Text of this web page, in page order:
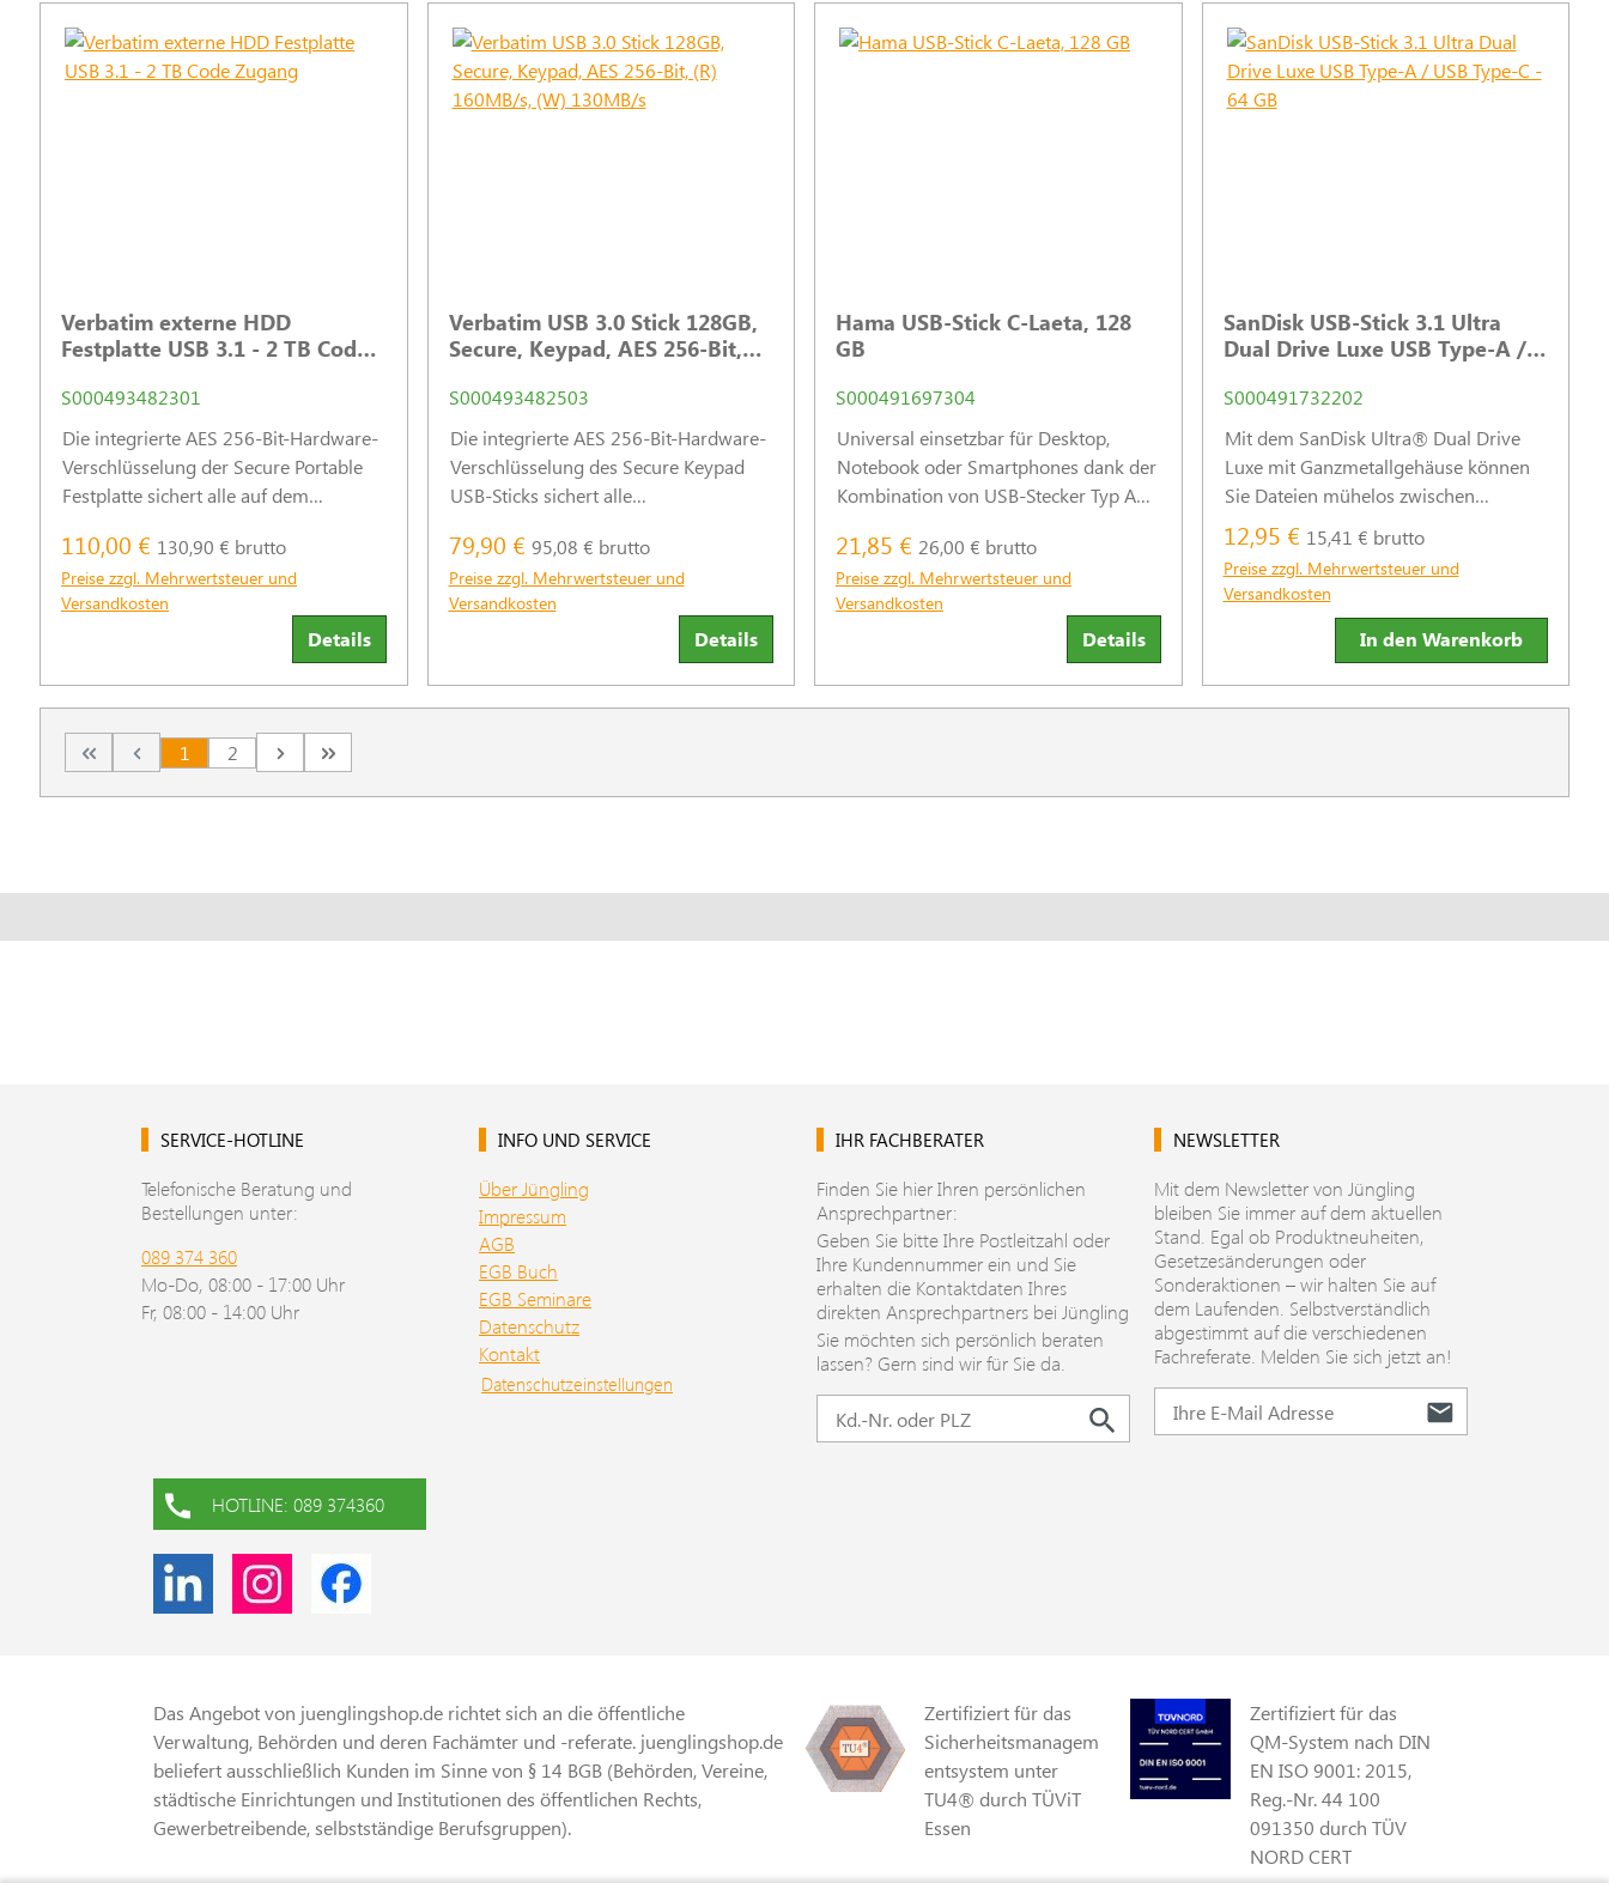
Verbatim externe HDD
Festplatte USB 3.1 - 2 TB Code
S000493482301
Die integrierte AES 256-Bit-Hardware-
Verschlüsselung der Secure Portable
Festplatte sichert alle auf dem
nahtlos und in Echtzeit vor
unbefugtem Zugriff.
110,00 € 130,90 € brutto
Preise zzgl. Mehrwertsteuer und
Versandkosten
Details
Verbatim USB 3.0 Stick 128GB,
Secure, Keypad, AES 256-Bit,
S000493482503
Die integrierte AES 256-Bit-Hardware-
Verschlüsselung des Secure Keypad
USB-Sticks sichert alle
zuverlässig und in Echtzeit vor
unbefugtem Zugriff.
79,90 € 95,08 € brutto
Preise zzgl. Mehrwertsteuer und
Versandkosten
Details
Hama USB-Stick C-Laeta, 128
GB
S000491697304
Universal einsetzbar für Desktop,
Notebook oder Smartphones dank der
Kombination von USB-Stecker Typ A
21,85 € 26,00 € brutto
Preise zzgl. Mehrwertsteuer und
Versandkosten
Details
SanDisk USB-Stick 3.1 Ultra
Dual Drive Luxe USB Type-A /
S000491732202
Mit dem SanDisk Ultra® Dual Drive
Luxe mit Ganzmetallgehäuse können
Sie Dateien mühelos zwischen
Smartphone, Tablet und Mac mit USB
Type-C und Computern mit USB Type-
A übertragen.
12,95 € 15,41 € brutto
Preise zzgl. Mehrwertsteuer und
Versandkosten
In den Warenkorb
Seite
1 Seite
2
SERVICE-HOTLINE
Telefonische Beratung und
Bestellungen unter:
089 374 360
Mo-Do, 08:00 - 17:00 Uhr
Fr, 08:00 - 14:00 Uhr
INFO UND SERVICE
Über Jüngling
Impressum
AGB
EGB Buch
EGB Seminare
Datenschutz
Kontakt
Datenschutzeinstellungen
IHR FACHBERATER
Finden Sie hier Ihren persönlichen
Ansprechpartner:
Geben Sie bitte Ihre Postleitzahl oder
Ihre Kundennummer ein und Sie
erhalten die Kontaktdaten Ihres
direkten Ansprechpartners bei Jüngling
Sie möchten sich persönlich beraten
lassen? Gern sind wir für Sie da.
NEWSLETTER
Mit dem Newsletter von Jüngling
bleiben Sie immer auf dem aktuellen
Stand. Egal ob Produktneuheiten,
Gesetzesänderungen oder
Sonderaktionen – wir halten Sie auf
dem Laufenden. Selbstverständlich
abgestimmt auf die verschiedenen
Fachreferate. Melden Sie sich jetzt an!
HOTLINE: 089 374360
Das Angebot von juenglingshop.de richtet sich an die öffentliche
Verwaltung, Behörden und deren Fachämter und -referate. juenglingshop.de
beliefert ausschließlich Kunden im Sinne von § 14 BGB (Behörden, Vereine,
städtische Einrichtungen und Institutionen des öffentlichen Rechts,
Gewerbetreibende, selbstständige Berufsgruppen).
Zertifiziert für das
Sicherheitsmanagem
entsystem unter
TU4® durch TÜViT
Essen
Zertifiziert für das
QM-System nach DIN
EN ISO 9001: 2015,
Reg.-Nr. 44 100
091350 durch TÜV
NORD CERT